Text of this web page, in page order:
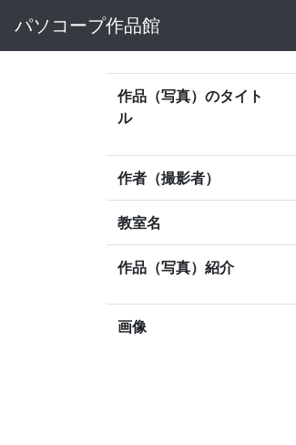
パソコープ作品館
作品（写真）のタイト
ル
作者（撮影者）
教室名
作品（写真）紹介
画像